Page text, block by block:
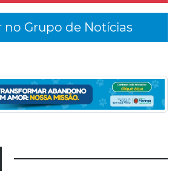
no Grupo de Notícias